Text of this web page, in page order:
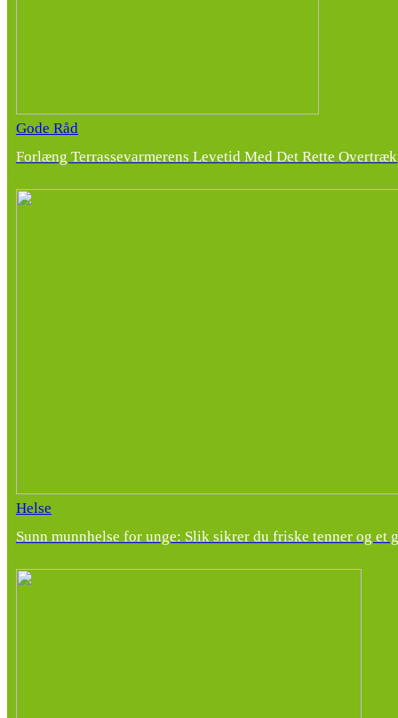
Gode Råd
Forlæng Terrassevarmerens Levetid Med Det Rette Overtræk
Helse
Sunn munnhelse for unge: Slik sikrer du friske tenner og et